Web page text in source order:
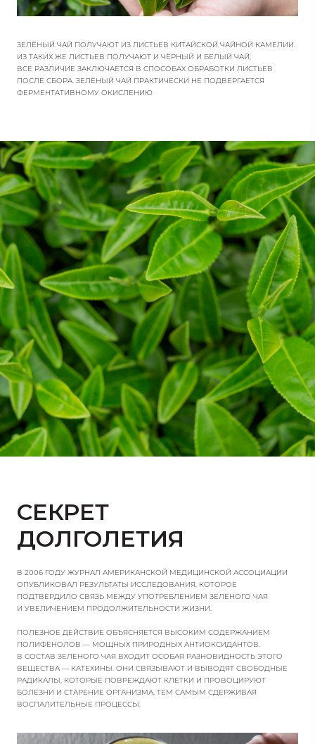
ЗЕЛЁНЫЙ ЧАЙ ПОЛУЧАЮТ ИЗ ЛИСТЬЕВ КИТАЙСКОЙ ЧАЙНОЙ КАМЕЛИИ.
ИЗ ТАКИХ ЖЕ ЛИСТЬЕВ ПОЛУЧАЮТ И ЧЁРНЫЙ И БЕЛЫЙ ЧАЙ,
ВСЕ РАЗЛИЧИЕ ЗАКЛЮЧАЕТСЯ В СПОСОБАХ ОБРАБОТКИ ЛИСТЬЕВ
ПОСЛЕ СБОРА. ЗЕЛЁНЫЙ ЧАЙ ПРАКТИЧЕСКИ НЕ ПОДВЕРГАЕТСЯ
ФЕРМЕНТАТИВНОМУ ОКИСЛЕНИЮ
СЕКРЕТ
ДОЛГОЛЕТИЯ
В 2006 ГОДУ ЖУРНАЛ АМЕРИКАНСКОЙ МЕДИЦИНСКОЙ АССОЦИАЦИИ
ОПУБЛИКОВАЛ РЕЗУЛЬТАТЫ ИССЛЕДОВАНИЯ, КОТОРОЕ
ПОДТВЕРДИЛО СВЯЗЬ МЕЖДУ УПОТРЕБЛЕНИЕМ ЗЕЛЕНОГО ЧАЯ
И УВЕЛИЧЕНИЕМ ПРОДОЛЖИТЕЛЬНОСТИ ЖИЗНИ.
ПОЛЕЗНОЕ ДЕЙСТВИЕ ОБЪЯСНЯЕТСЯ ВЫСОКИМ СОДЕРЖАНИЕМ
ПОЛИФЕНОЛОВ — МОЩНЫХ ПРИРОДНЫХ АНТИОКСИДАНТОВ.
В СОСТАВ ЗЕЛЕНОГО ЧАЯ ВХОДИТ ОСОБАЯ РАЗНОВИДНОСТЬ ЭТОГО
ВЕЩЕСТВА — КАТЕХИНЫ. ОНИ СВЯЗЫВАЮТ И ВЫВОДЯТ СВОБОДНЫЕ
РАДИКАЛЫ, КОТОРЫЕ ПОВРЕЖДАЮТ КЛЕТКИ И ПРОВОЦИРУЮТ
БОЛЕЗНИ И СТАРЕНИЕ ОРГАНИЗМА, ТЕМ САМЫМ СДЕРЖИВАЯ
ВОСПАЛИТЕЛЬНЫЕ ПРОЦЕССЫ.